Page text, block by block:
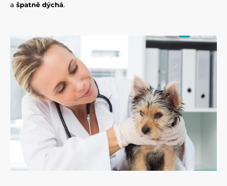
a špatně dýchá.